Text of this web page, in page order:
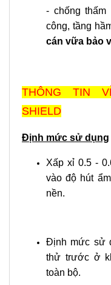
- chống
công, tầng
cán vữa bảo
THÔNG TIN
SHIELD
Định mức sử dụng
Xấp xỉ 0.5 -
vào độ hút
nền.
Định mức sử
thử trước ở
toàn bộ.